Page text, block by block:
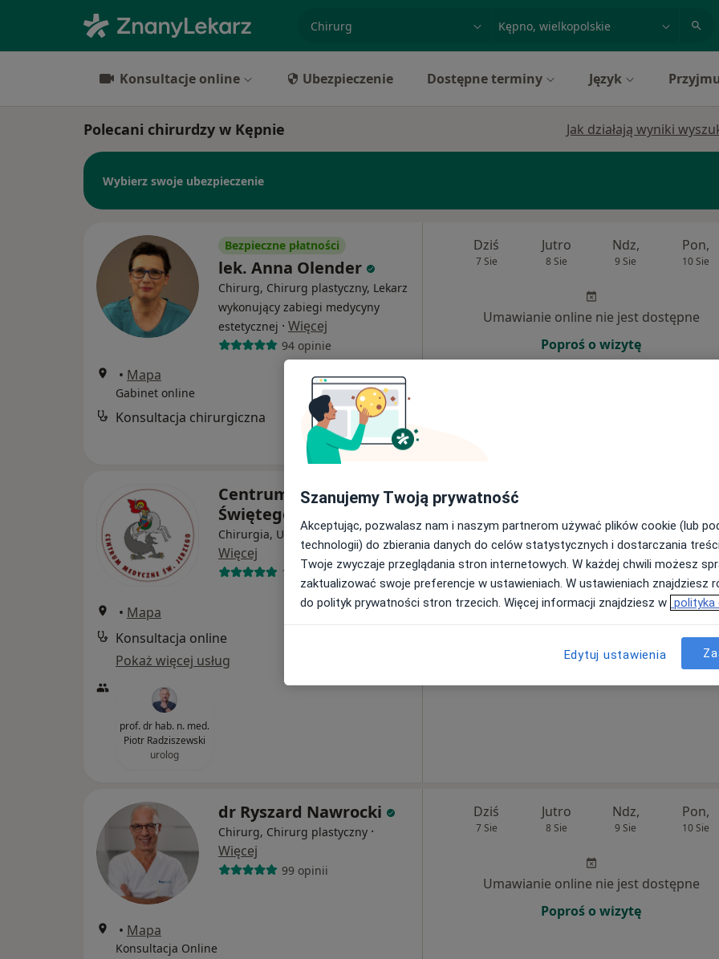
Konsultacje online Ubezpieczenie Dostępne terminy Język
Polecani chirurdzy w Kępnie Jak działają wyniki
Wybierz swoje ubezpieczenie
Bezpieczne płatności
lek. Anna Olender
Chirurg, Chirurg plastyczny, Lekarz
wykonujący zabiegi medycyny
estetycznej · Więcej
94 opinie
• Mapa
Gabinet online
Konsultacja chirurgiczna 250 zł
Dziś
7 Sie
Jutro
8 Sie
Ndz,
9 Sie
Pon,
10 Sie
Umawianie online nie jest dostępne
Poproś o wizytę
Centrum Medyczne
Świętego Jerzego
Chirurgia, Urologia, Andrologia·
Więcej
138 opinii
• Mapa
Konsultacja online
Pokaż więcej usług
prof. dr hab. n. med.
Piotr Radziszewski
urolog
Dziś
Umawianie online nie jest dostępne
Pokaż profil
dr Ryszard Nawrocki
Chirurg, Chirurg plastyczny ·
Więcej
99 opinii
• Mapa
Konsultacja Online
Dziś
7 Sie
Jutro
8 Sie
Ndz,
9 Sie
Pon,
10 Sie
Umawianie online nie jest dostępne
Poproś o wizytę
Szanujemy Twoją prywatność
Akceptując, pozwalasz nam i naszym partnerom używać plików cookie (lub
technologii) do zbierania danych do celów statystycznych i dostarczania
Twoje zwyczaje przeglądania stron internetowych. W każdej chwili możesz
zaktualizować swoje preferencje w ustawieniach. W ustawieniach znajdziesz
do polityk prywatności stron trzecich. Więcej informacji znajdziesz w polityka
Edytuj ustawienia